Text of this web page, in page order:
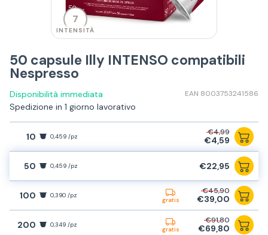
7
INTENSITÀ
50 capsule Illy INTENSO compatibili
Nespresso
Disponibilità immediata EAN 8003753241586
Spedizione in 1 giorno lavorativo
10 0,459 /pz €4,99
€4,59
50 0,459 /pz €22,95
100 0,390 /pz
gratis
€45,90
€39,00
200 0,349 /pz
gratis
€91,80
€69,80